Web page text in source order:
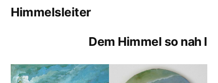
Himmelsleiter
Dem Himmel so nah I